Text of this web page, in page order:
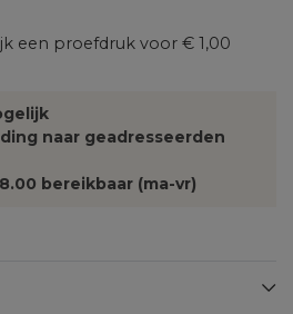
een proefdruk voor € 1,00
naar geadresseerden
bereikbaar (ma-vr)